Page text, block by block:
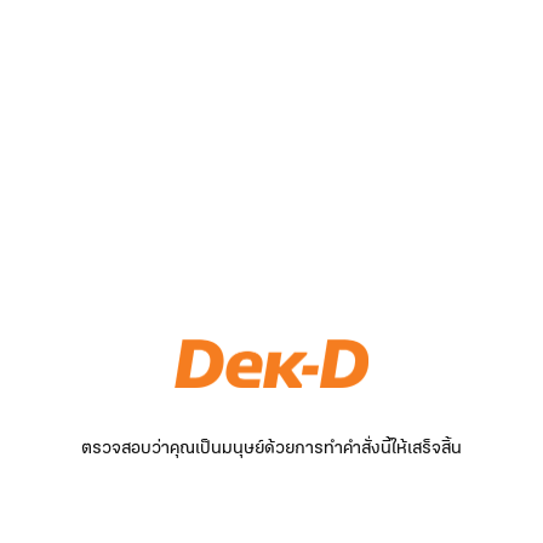
ตรวจสอบว่าคุณเป็นมนุษย์ด้วยการทำคำสั่งนี้ให้เสร็จสิ้น